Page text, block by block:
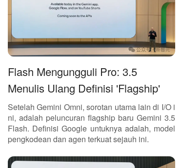
Flash Mengungguli Pro: 3.5
Menulis Ulang Definisi 'Flagship'
Setelah Gemini Omni, sorotan utama lain di I/O i
ni, adalah peluncuran flagship baru Gemini 3.5
Flash. Definisi Google untuknya adalah, model
pengkodean dan agen terkuat sejauh ini.